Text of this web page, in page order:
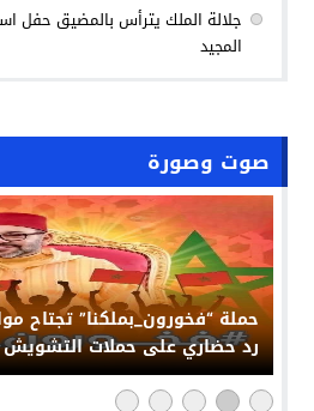
صوت وصورة
حملة “فخورون_بملكنا” تجتاح
رد حضاري على حملات التشويش
جلالة الملك يترأس بالمضيق حفل
المجيد